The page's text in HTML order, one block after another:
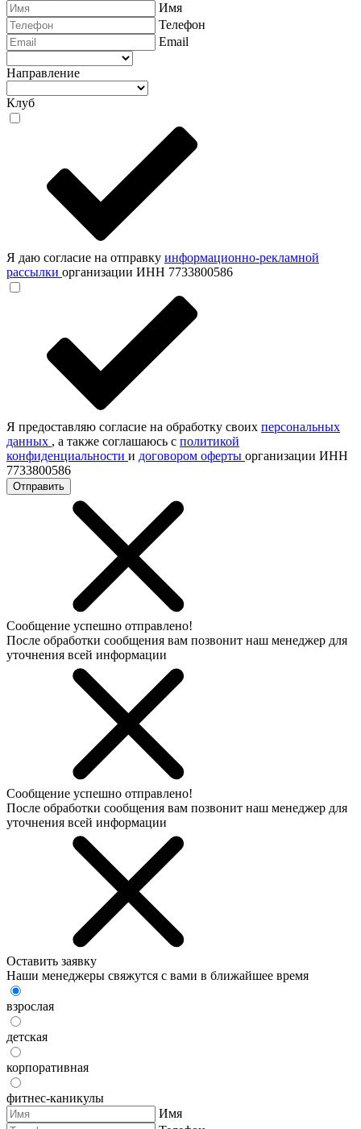
Имя
Телефон
Email
Направление
Клуб
Я даю согласие на отправку информационно-рекламной
рассылки организации ИНН 7733800586
Я предоставляю согласие на обработку своих персональных
данных , а также соглашаюсь с политикой
конфиденциальности и договором оферты организации ИНН
7733800586
Отправить
Сообщение успешно отправлено!
После обработки сообщения вам позвонит наш менеджер для
уточнения всей информации
Сообщение успешно отправлено!
После обработки сообщения вам позвонит наш менеджер для
уточнения всей информации
Оставить заявку
Наши менеджеры свяжутся с вами в ближайшее время
взрослая
детская
корпоративная
фитнес-каникулы
Имя